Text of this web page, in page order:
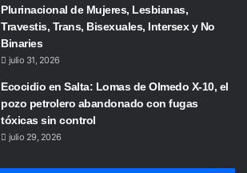
Plurinacional de Mujeres, Lesbianas,
Travestis, Trans, Bisexuales, Intersex y No
Binaries
julio 31, 2026
Ecocidio en Salta: Lomas de Olmedo X-10, el
pozo petrolero abandonado con fugas
tóxicas sin control
julio 29, 2026